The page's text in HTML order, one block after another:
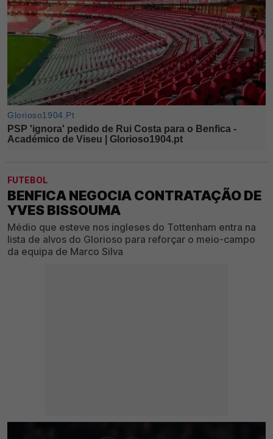
FUTEBOL
BENFICA NEGOCIA CONTRATAÇÃO DE
YVES BISSOUMA
Médio que esteve nos ingleses do Tottenham entra na
lista de alvos do Glorioso para reforçar o meio-campo
da equipa de Marco Silva